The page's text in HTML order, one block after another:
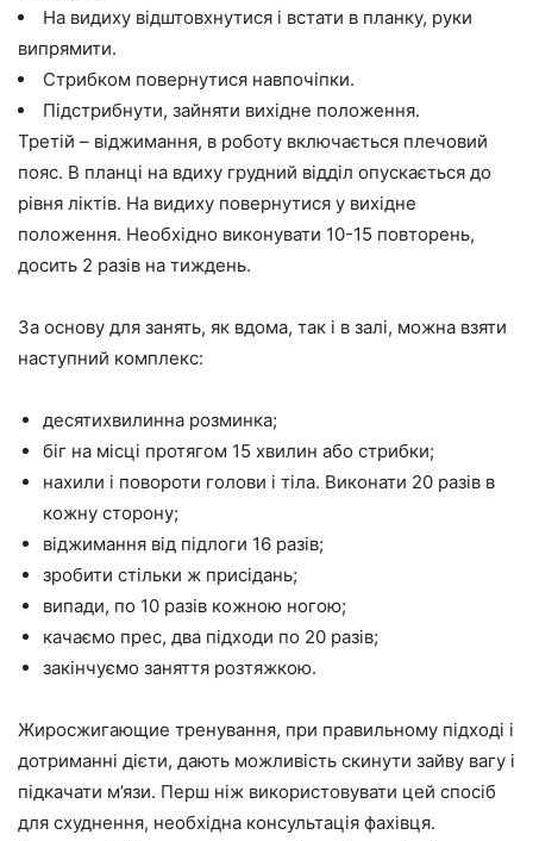
На видиху відштовхнутися і встати в планку, руки
випрямити.
Стрибком повернутися навпочіпки.
Підстрибнути, зайняти вихідне положення.
Третій – віджимання, в роботу включається плечовий
пояс. В планці на вдиху грудний відділ опускається до
рівня ліктів. На видиху повернутися у вихідне
положення. Необхідно виконувати 10-15 повторень,
досить 2 разів на тиждень.
За основу для занять, як вдома, так і в залі, можна взяти
наступний комплекс:
десятихвилинна розминка;
біг на місці протягом 15 хвилин або стрибки;
нахили і повороти голови і тіла. Виконати 20 разів в
кожну сторону;
віджимання від підлоги 16 разів;
зробити стільки ж присідань;
випади, по 10 разів кожною ногою;
качаємо прес, два підходи по 20 разів;
закінчуємо заняття розтяжкою.
Жиросжигающие тренування, при правильному підході і
дотриманні дієти, дають можливість скинути зайву вагу і
підкачати м’язи. Перш ніж використовувати цей спосіб
для схуднення, необхідна консультація фахівця.